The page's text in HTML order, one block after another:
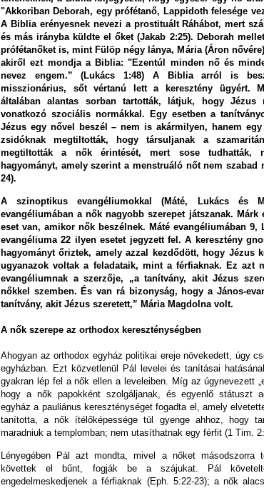
"Akkoriban Deborah, egy prófétanő, Lappidoth felesége
A Biblia erényesnek nevezi a prostituált Ráhábot, mert
és más irányba küldte el őket (Jakab 2:25). Deborah
prófétanőket is, mint Fülöp négy lánya, Mária (Áron
akiről ezt mondja a Biblia: "Ezentúl minden nő és
nevez engem.” (Lukács 1:48) A Biblia arról is
misszionárius, sőt vértanú lett a keresztény ügyért.
általában alantas sorban tartották, látjuk, hogy
vonatkozó szociális normákkal. Egy esetben a
Jézus egy nővel beszél – nem is akármilyen, hanem
zsidóknak megtiltották, hogy társuljanak a
megtiltották a nők érintését, mert sose tudhatták,
hagyományt, amely szerint a menstruáló nőt nem szabad
24).
A szinoptikus evangéliumokkal (Máté, Lukács és
evangéliumában a nők nagyobb szerepet játszanak. Márk
eset van, amikor nők beszélnek. Máté evangéliumában 9,
evangéliuma 22 ilyen esetet jegyzett fel. A keresztény
hagyományt őriztek, amely azzal kezdődött, hogy Jézus
ugyanazok voltak a feladataik, mint a férfiaknak. Ez azt
evangéliumnak a szerzője, „a tanítvány, akit Jézus
nőkkel szemben. És van rá bizonyság, hogy a János-
tanítvány, akit Jézus szeretett,” Mária Magdolna volt.
A nők szerepe az orthodox kereszténységben
Ahogyan az orthodox egyház politikai ereje növekedett, úgy
egyházban. Ezt közvetlenül Pál levelei és tanításai
gyakran lép fel a nők ellen a leveleiben. Míg az úgynevezett
hogy a nők papokként szolgáljanak, és egyenlő státuszt
egyház a pauliánus kereszténységet fogadta el, amely
tanította, a nők ítélőképessége túl gyenge ahhoz, hogy
maradniuk a templomban; nem utasíthatnak egy férfit (1 Tim.
Lényegében Pál azt mondta, mivel a nőket másodszorra
követtek el bűnt, fogják be a szájukat. Pál
engedelmeskedjenek a férfiaknak (Eph. 5:22-23); a nők